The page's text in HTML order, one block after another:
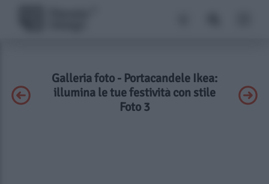
Galleria foto - Portacandele Ikea:
illumina le tue festività con stile
Foto 3